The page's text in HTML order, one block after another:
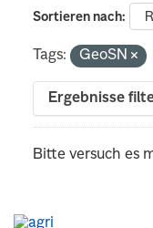
Sortieren nach
Tags: GeoSN
Ergebnisse
Bitte versuch es